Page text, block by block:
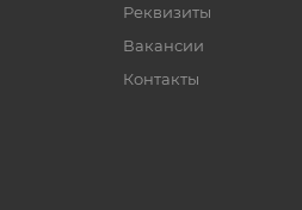
Реквизиты
Вакансии
Контакты